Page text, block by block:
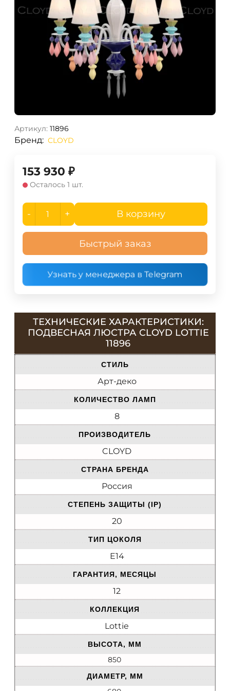
Артикул: 11896
Бренд: CLOYD
153 930 ₽
Осталось 1 шт.
- + В корзину
Быстрый заказ
Узнать у менеджера в Telegram
ТЕХНИЧЕСКИЕ ХАРАКТЕРИСТИКИ:
ПОДВЕСНАЯ ЛЮСТРА CLOYD LOTTIE
11896
СТИЛЬ
Арт-деко
КОЛИЧЕСТВО ЛАМП
8
ПРОИЗВОДИТЕЛЬ
CLOYD
СТРАНА БРЕНДА
Россия
СТЕПЕНЬ ЗАЩИТЫ (IP)
20
ТИП ЦОКОЛЯ
E14
ГАРАНТИЯ, МЕСЯЦЫ
12
КОЛЛЕКЦИЯ
Lottie
ВЫСОТА, ММ
850
ДИАМЕТР, ММ